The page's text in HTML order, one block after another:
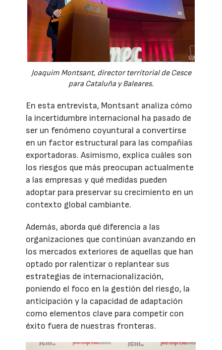
Joaquim Montsant, director territorial de Cesce
para Cataluña y Baleares.
En esta entrevista, Montsant analiza cómo
la incertidumbre internacional ha pasado de
ser un fenómeno coyuntural a convertirse
en un factor estructural para las compañías
exportadoras. Asimismo, explica cuáles son
los riesgos que más preocupan actualmente
a las empresas y qué medidas pueden
adoptar para preservar su crecimiento en un
contexto global cambiante.
Además, aborda qué diferencia a las
organizaciones que continúan avanzando en
los mercados exteriores de aquellas que han
optado por ralentizar o replantear sus
estrategias de internacionalización,
poniendo el foco en la gestión del riesgo, la
anticipación y la capacidad de adaptación
como elementos clave para competir con
éxito fuera de nuestras fronteras.